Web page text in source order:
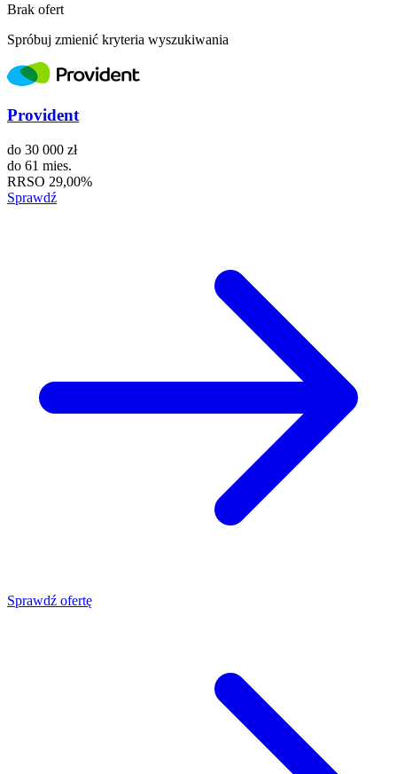
Brak ofert
Spróbuj zmienić kryteria wyszukiwania
Provident
do 30 000 zł
do 61 mies.
RRSO 29,00%
Sprawdź
Sprawdź ofertę